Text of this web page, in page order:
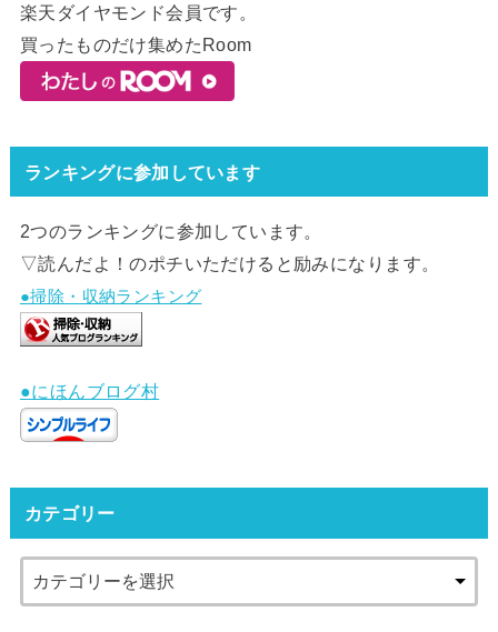
楽天ダイヤモンド会員です。
買ったものだけ集めたRoom
ランキングに参加しています
2つのランキングに参加しています。
▽読んだよ！のポチいただけると励みになります。
●掃除・収納ランキング
●にほんブログ村
カテゴリー